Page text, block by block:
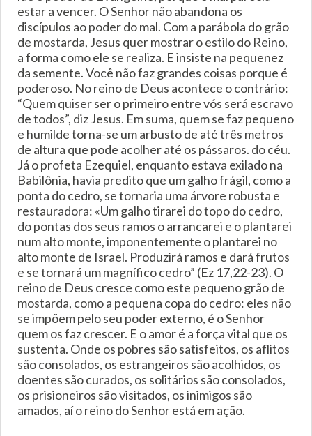
estar a vencer. O Senhor não abandona os
discípulos ao poder do mal. Com a parábola do grão
de mostarda, Jesus quer mostrar o estilo do Reino,
a forma como ele se realiza. E insiste na pequenez
da semente. Você não faz grandes coisas porque é
poderoso. No reino de Deus acontece o contrário:
“Quem quiser ser o primeiro entre vós será escravo
de todos”, diz Jesus. Em suma, quem se faz pequeno
e humilde torna-se um arbusto de até três metros
de altura que pode acolher até os pássaros. do céu.
Já o profeta Ezequiel, enquanto estava exilado na
Babilônia, havia predito que um galho frágil, como a
ponta do cedro, se tornaria uma árvore robusta e
restauradora: «Um galho tirarei do topo do cedro,
do pontas dos seus ramos o arrancarei e o plantarei
num alto monte, imponentemente o plantarei no
alto monte de Israel. Produzirá ramos e dará frutos
e se tornará um magnífico cedro” (Ez 17,22-23). O
reino de Deus cresce como este pequeno grão de
mostarda, como a pequena copa do cedro: eles não
se impõem pelo seu poder externo, é o Senhor
quem os faz crescer. E o amor é a força vital que os
sustenta. Onde os pobres são satisfeitos, os aflitos
são consolados, os estrangeiros são acolhidos, os
doentes são curados, os solitários são consolados,
os prisioneiros são visitados, os inimigos são
amados, aí o reino do Senhor está em ação.